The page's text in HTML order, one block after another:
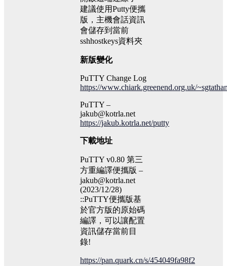
建議使用Putty便攜
版，主機會話資訊
會儲存到當前
sshhostkeys資料夾
新版變化
PuTTY Change Log
https://www.chiark.greenend.org.uk/
PuTTY –
jakub@kotrla.net
https://jakub.kotrla.net/putty
下載地址
PuTTY v0.80 第三
方重編譯便攜版 –
jakub@kotrla.net
(2023/12/28)
::PuTTY便攜版基
於官方版的原始碼
編譯，可以讓配置
資訊儲存當前目
錄!
https://pan.quark.cn/s/454049fa98f2